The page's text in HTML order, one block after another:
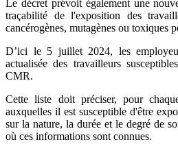
Le décret prévoit également une
traçabilité de l'exposition des
cancérogènes, mutagènes ou toxiques
D’ici le 5 juillet 2024, les
actualisée des travailleurs
CMR.
Cette liste doit préciser, pour
auxquelles il est susceptible d'être
sur la nature, la durée et le degré de
où ces informations sont connues.